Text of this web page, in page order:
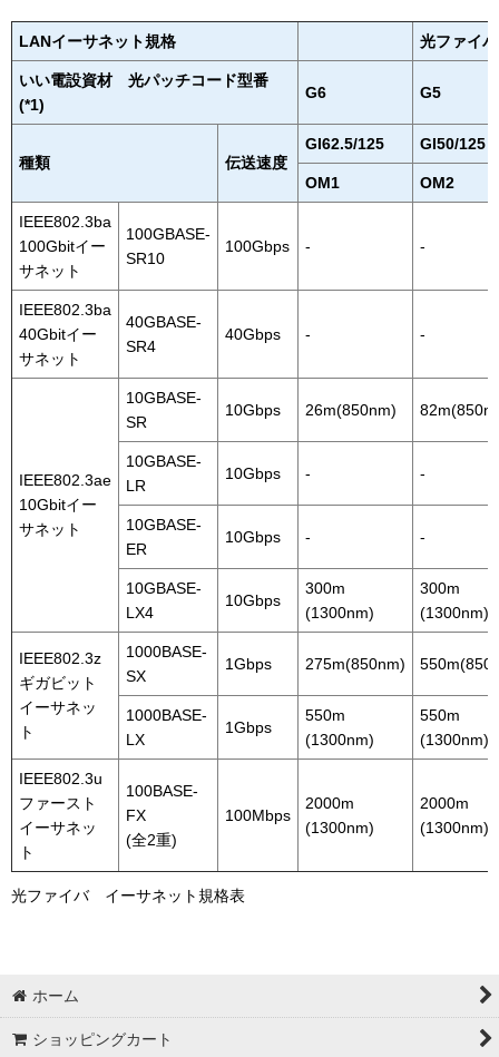
光ファイバ イーサネット規格表
LANイーサネット規格 光ファイ
いい電設資材 光パッチコード型番
(*1)
G6 G5
種類 伝送速度
GI62.5/125 GI50/125
OM1 OM2
IEEE802.3ba
100Gbitイー
サネット
100GBASE-
SR10
100Gbps - -
IEEE802.3ba
40Gbitイー
サネット
40GBASE-
SR4
40Gbps - -
IEEE802.3ae
10Gbitイー
サネット
10GBASE-
SR
10Gbps 26m(850nm)
10GBASE-
LR
10Gbps - -
10GBASE-
ER
10Gbps - -
10GBASE-
LX4
10Gbps
300m
(1300nm)
300m
(1300nm)
IEEE802.3z
ギガビット
イーサネッ
ト
1000BASE-
SX
1Gbps 275m(850nm)
1000BASE-
LX
1Gbps
550m
(1300nm)
550m
(1300nm)
IEEE802.3u
ファースト
イーサネッ
ト
100BASE-
FX
(全2重)
100Mbps
2000m
(1300nm)
2000m
(1300nm)
ホーム
ショッピングカート